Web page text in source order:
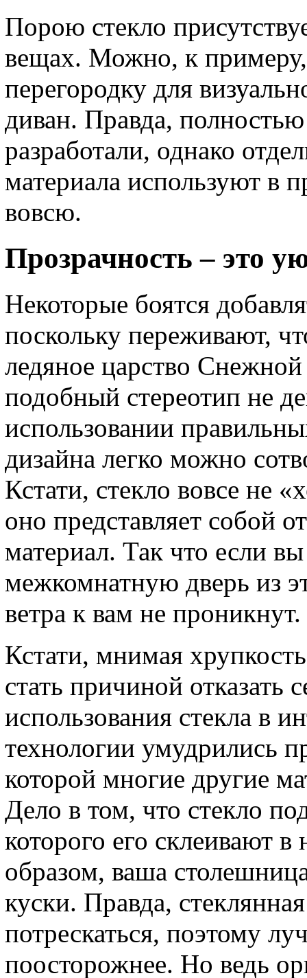
Порою стекло
вещах. Можно, к
перегородку для
диван. Правда,
разработали, однако
материала используют в
вовсю.
Прозрачность – это
Некоторые боятся
поскольку переживают,
ледяное царство
подобный стереотип не
использовании
дизайна легко можно
Кстати, стекло вовсе не
оно представляет собой
материал. Так что если
межкомнатную дверь из
ветра к вам не проникнут.
Кстати, мнимая
стать причиной отказать
использования стекла в
технологии умудрились
которой многие другие
Дело в том, что стекло
которого его склеивают
образом, ваша
куски. Правда,
потрескаться, поэтому
поосторожнее. Но ведь